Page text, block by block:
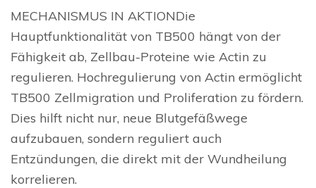
MECHANISMUS IN AKTIONDie
Hauptfunktionalität von TB500 hängt von der
Fähigkeit ab, Zellbau-Proteine wie Actin zu
regulieren. Hochregulierung von Actin ermöglicht
TB500 Zellmigration und Proliferation zu fördern.
Dies hilft nicht nur, neue Blutgefäßwege
aufzubauen, sondern reguliert auch
Entzündungen, die direkt mit der Wundheilung
korrelieren.